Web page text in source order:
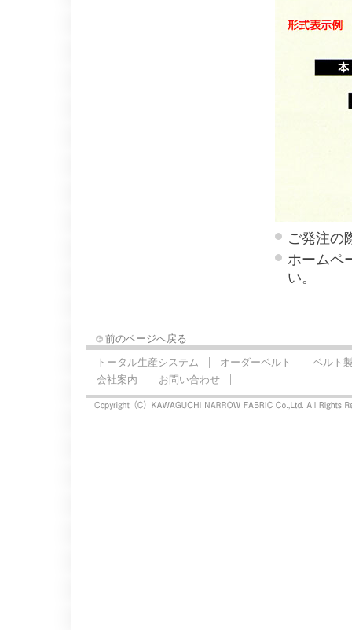
ご発注の
ホームペ
い。
前のページへ戻る
トータル生産システム オーダーベルト
ベルト
会社案内
お問い合わせ